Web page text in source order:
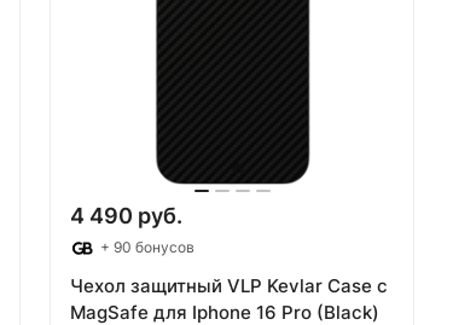
4 490 руб.
+ 90 бонусов
Чехол защитный VLP Kevlar Case с
MagSafe для Iphone 16 Pro (Black)